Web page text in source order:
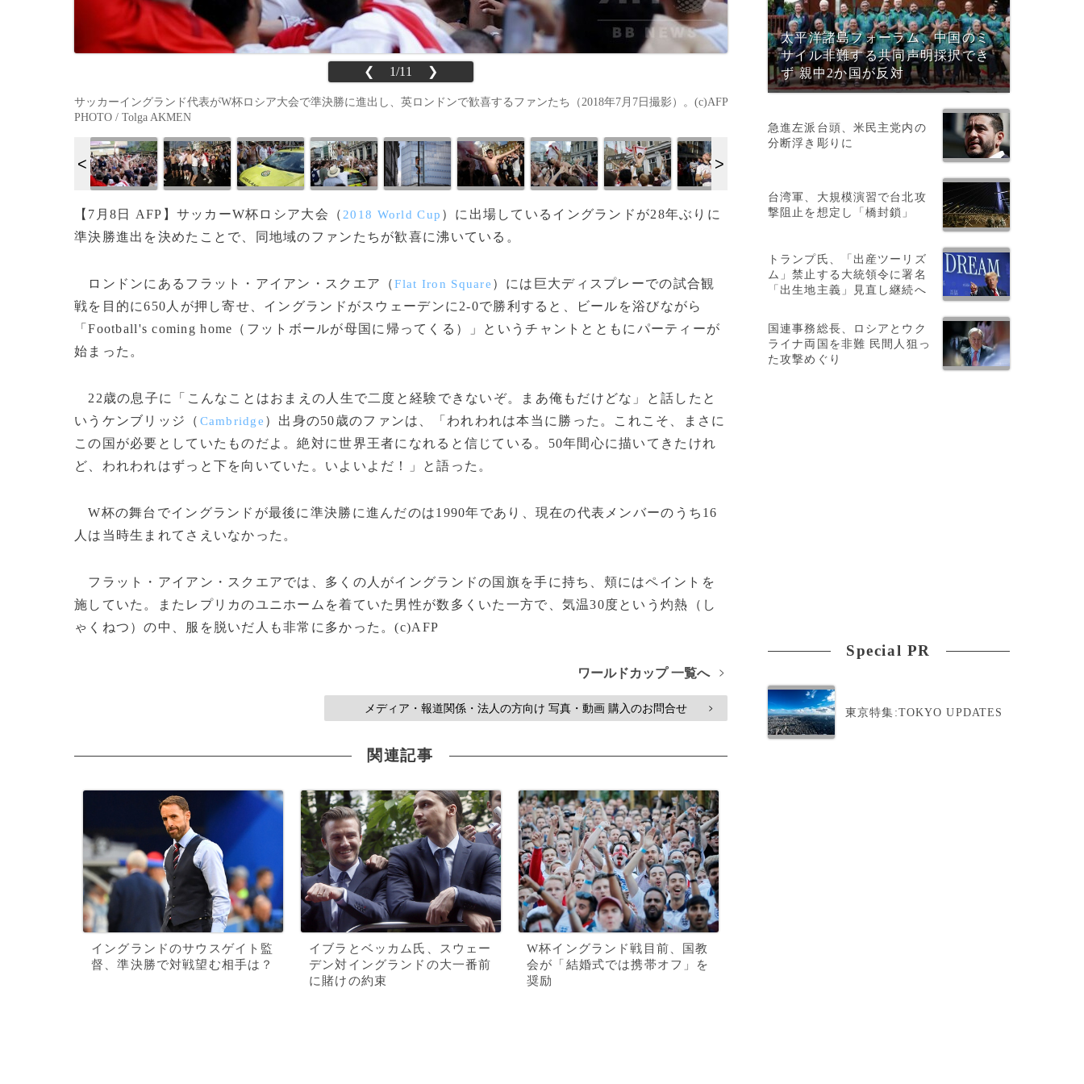
❮ 1/11 ❯
サッカーイングランド代表がW杯ロシア大会で準決勝に進出し、英ロンドンで歓喜するファンたち（2018年7月7日撮影）。(c)AFP
PHOTO / Tolga AKMEN
【7月8日 AFP】サッカーW杯ロシア大会（ 2018 World Cup ）に出場しているイングランドが28年ぶりに
準決勝進出を決めたことで、同地域のファンたちが歓喜に沸いている。
ロンドンにあるフラット・アイアン・スクエア（Flat Iron Square ）には巨大ディスプレーでの試合観
戦を目的に650人が押し寄せ、イングランドがスウェーデンに2-0で勝利すると、ビールを浴びながら
「Football's coming home（フットボールが母国に帰ってくる）」というチャントとともにパーティーが
始まった。
22歳の息子に「こんなことはおまえの人生で二度と経験できないぞ。まあ俺もだけどな」と話したと
いうケンブリッジ（ Cambridge ）出身の50歳のファンは、「われわれは本当に勝った。これこそ、まさに
この国が必要としていたものだよ。絶対に世界王者になれると信じている。50年間心に描いてきたけれ
ど、われわれはずっと下を向いていた。いよいよだ！」と語った。
W杯の舞台でイングランドが最後に準決勝に進んだのは1990年であり、現在の代表メンバーのうち16
人は当時生まれてさえいなかった。
フラット・アイアン・スクエアでは、多くの人がイングランドの国旗を手に持ち、頬にはペイントを
施していた。またレプリカのユニホームを着ていた男性が数多くいた一方で、気温30度という灼熱（し
ゃくねつ）の中、服を脱いだ人も非常に多かった。(c)AFP
ワールドカップ 一覧へ >
メディア・報道関係・法人の方向け 写真・動画 購入のお問合せ >
関連記事
イングランドのサウスゲイト監
督、準決勝で対戦望む相手は？
イブラとベッカム氏、スウェー
デン対イングランドの大一番前
に賭けの約束
W杯イングランド戦目前、国教
会が「結婚式では携帯オフ」を
奨励
太平洋諸島フォーラム、中国のミ
サイル非難する共同声明採択でき
ず 親中2か国が反対
急進左派台頭、米民主党内の
分断浮き彫りに
台湾軍、大規模演習で台北攻
撃阻止を想定し「橋封鎖」
トランプ氏、「出産ツーリズ
ム」禁止する大統領令に署名
「出生地主義」見直し継続へ
国連事務総長、ロシアとウク
ライナ両国を非難 民間人狙っ
た攻撃めぐり
Special PR
東京特集:TOKYO UPDATES